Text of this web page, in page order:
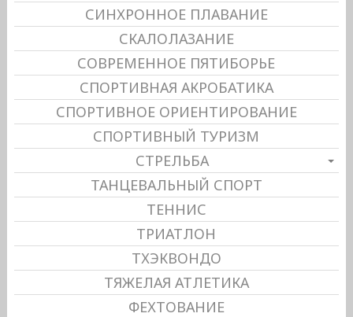
СИНХРОННОЕ ПЛАВАНИЕ
СКАЛОЛАЗАНИЕ
СОВРЕМЕННОЕ ПЯТИБОРЬЕ
СПОРТИВНАЯ АКРОБАТИКА
СПОРТИВНОЕ ОРИЕНТИРОВАНИЕ
СПОРТИВНЫЙ ТУРИЗМ
СТРЕЛЬБА
ТАНЦЕВАЛЬНЫЙ СПОРТ
ТЕННИС
ТРИАТЛОН
ТХЭКВОНДО
ТЯЖЕЛАЯ АТЛЕТИКА
ФЕХТОВАНИЕ